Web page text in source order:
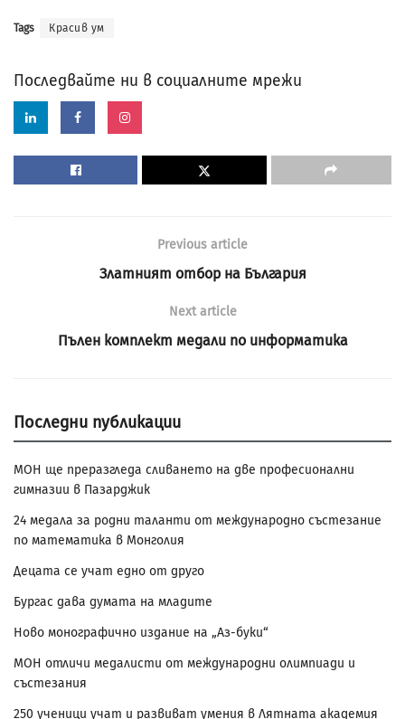
Tags Красив ум
Последвайте ни в социалните мрежи
Previous article
Златният отбор на България
Next article
Пълен комплект медали по информатика
Последни публикации
МОН ще преразгледа сливането на две професионални
гимназии в Пазарджик
24 медала за родни таланти от международно състезание
по математика в Монголия
Децата се учат едно от друго
Бургас дава думата на младите
Ново монографично издание на „Аз-буки“
МОН отличи медалисти от международни олимпиади и
състезания
250 ученици учат и развиват умения в Лятната академия